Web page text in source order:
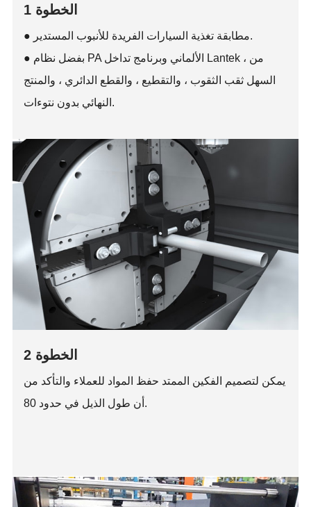
الخطوة 1
● مطابقة تغذية السيارات الفريدة للأنبوب المستدير.
● بفضل نظام PA الألماني وبرنامج تداخل Lantek ، من
السهل ثقب الثقوب ، والتقطيع ، والقطع الدائري ، والمنتج
النهائي بدون نتوءات.
الخطوة 2
يمكن لتصميم الفكين الممتد حفظ المواد للعملاء والتأكد من
أن طول الذيل في حدود 80.